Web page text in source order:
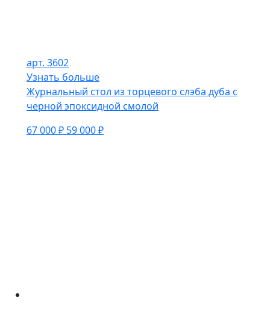
арт. 3602
Узнать больше
Журнальный стол из торцевого слэба дуба с
черной эпоксидной смолой
67 000 ₽ 59 000 ₽